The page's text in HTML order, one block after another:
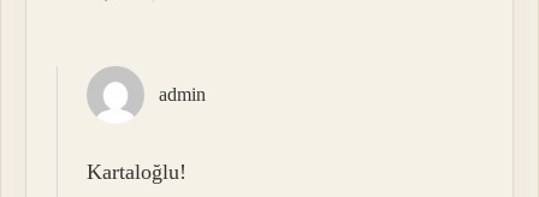
admin
Kartaloğlu!